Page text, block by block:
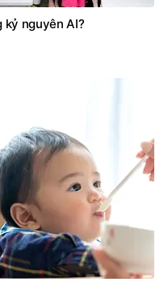
kỷ nguyên AI?